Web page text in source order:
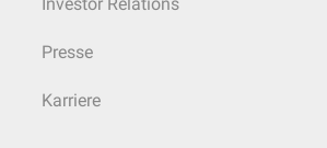
Presse
Karriere